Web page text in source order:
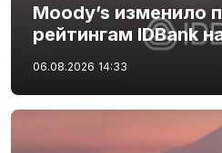
Moody’s изменило
рейтингам IDBank
06.08.2026 14:33